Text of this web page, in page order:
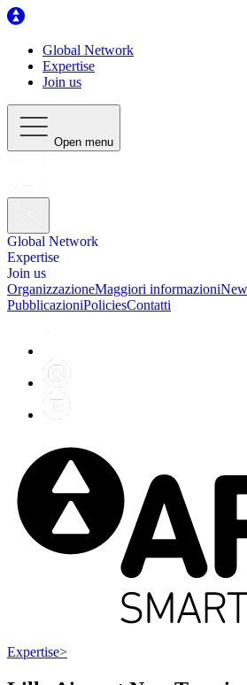
Global Network
Expertise
Join us
Open menu
Global Network
Expertise
Join us
OrganizzazioneMaggiori informazioni
PubblicazioniPoliciesContatti
Expertise>